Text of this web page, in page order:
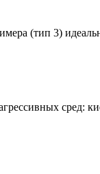
(тип 3)
сред: